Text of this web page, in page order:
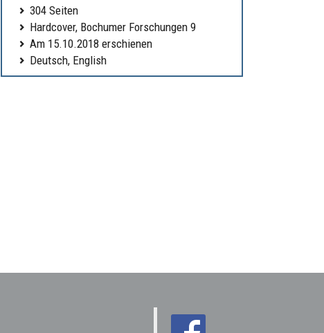
304 Seiten
Hardcover, Bochumer Forschungen 9
Am 15.10.2018 erschienen
Deutsch, English